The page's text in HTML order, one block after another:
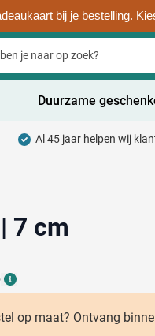
bij je bestelling.
categorie
categorie
& Weggevers
categorie
Duurzame
Al 45 jaar helpen wij
7 cm
Details
op maat? Ontvang